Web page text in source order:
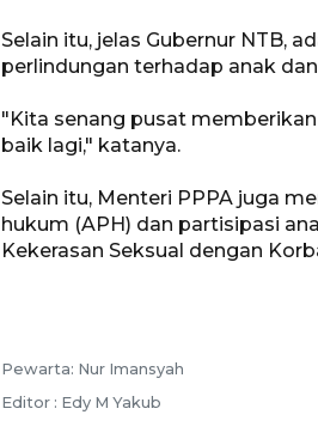
Selain itu, jelas Gubernur NTB,
perlindungan terhadap anak
"Kita senang pusat
baik lagi," katanya.
Selain itu, Menteri PPPA juga
hukum (APH) dan partisipasi
Kekerasan Seksual dengan
Pewarta: Nur Imansyah
Editor : Edy M Yakub